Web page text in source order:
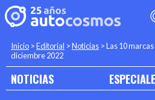
Inicio >Editorial >Noticias >Las 10
diciembre 2022
NOTICIAS